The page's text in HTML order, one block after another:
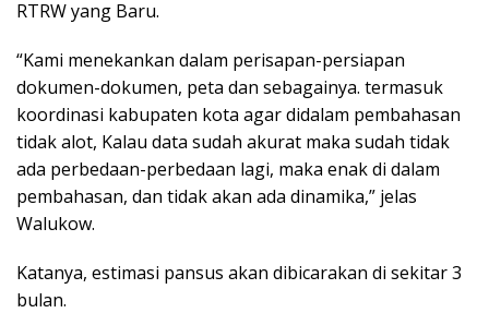
RTRW yang Baru.
“Kami menekankan dalam perisapan-persiapan
dokumen-dokumen, peta dan sebagainya. termasuk
koordinasi kabupaten kota agar didalam pembahasan
tidak alot, Kalau data sudah akurat maka sudah tidak
ada perbedaan-perbedaan lagi, maka enak di dalam
pembahasan, dan tidak akan ada dinamika,” jelas
Walukow.
Katanya, estimasi pansus akan dibicarakan di sekitar 3
bulan.